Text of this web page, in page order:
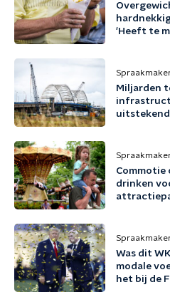
'Heeft te
Miljarden
Commotie
drinken
Was dit
modale
het bij de